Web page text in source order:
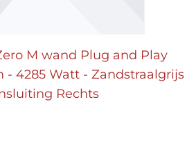
M wand Plug and Play
- 4285 Watt - Zandstraalgrijs
Rechts